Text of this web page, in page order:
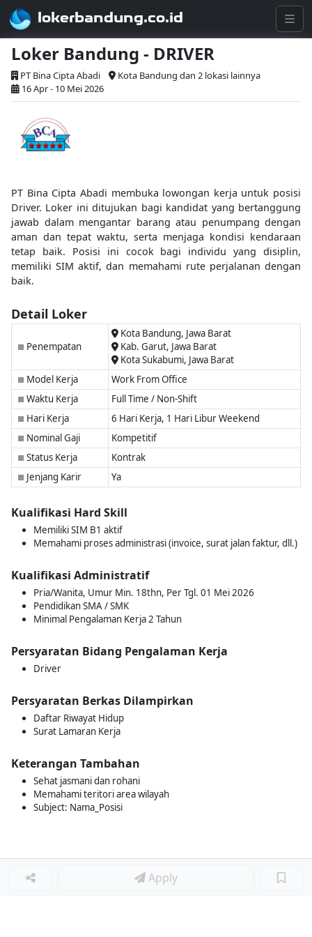
lokerbandung.co.id
Loker Bandung - DRIVER
PT Bina Cipta Abadi
Kota Bandung dan 2 lokasi lainnya
16 Apr - 10 Mei 2026
PT Bina Cipta Abadi membuka lowongan kerja untuk posisi
Driver. Loker ini ditujukan bagi kandidat yang bertanggung
jawab dalam mengantar barang atau penumpang dengan
aman dan tepat waktu, serta menjaga kondisi kendaraan
tetap baik. Posisi ini cocok bagi individu yang disiplin,
memiliki SIM aktif, dan memahami rute perjalanan dengan
baik.
Detail Loker
■ Penempatan
Kota Bandung, Jawa Barat
Kab. Garut, Jawa Barat
Kota Sukabumi, Jawa Barat
■ Model Kerja Work From Office
■ Waktu Kerja Full Time / Non-Shift
■ Hari Kerja 6 Hari Kerja, 1 Hari Libur Weekend
■ Nominal Gaji Kompetitif
■ Status Kerja Kontrak
■ Jenjang Karir Ya
Kualifikasi Hard Skill
Memiliki SIM B1 aktif
Memahami proses administrasi (invoice, surat jalan faktur, dll.)
Kualifikasi Administratif
Pria/Wanita, Umur Min. 18thn, Per Tgl. 01 Mei 2026
Pendidikan SMA / SMK
Minimal Pengalaman Kerja 2 Tahun
Persyaratan Bidang Pengalaman Kerja
Driver
Persyaratan Berkas Dilampirkan
Daftar Riwayat Hidup
Surat Lamaran Kerja
Keterangan Tambahan
Sehat jasmani dan rohani
Memahami teritori area wilayah
Subject: Nama_Posisi
Apply